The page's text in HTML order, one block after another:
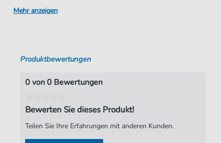
Ära:
Autoren:
Seiten:
96
Mehr anzeigen
Produktbewertungen
0 von 0 Bewertungen
Bewerten Sie dieses Produkt!
Teilen Sie Ihre Erfahrungen mit anderen Kunden.